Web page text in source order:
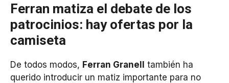
Ferran matiza el debate de los
patrocinios: hay ofertas por la
camiseta
De todos modos, Ferran Granell también ha
querido introducir un matiz importante para no